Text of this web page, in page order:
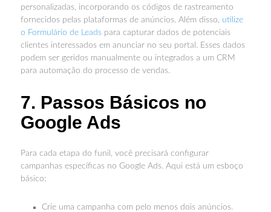
personalizadas, incorporando os códigos de rastreamento
fornecidos pelas plataformas de anúncios. Além disso, utilize
o Formulário de Leads para capturar dados de potenciais
clientes interessados em anunciar no seu portal. Esses dados
podem ser geridos manualmente ou integrados a um CRM
para automação do processo de vendas.
7. Passos Básicos no
Google Ads
Para cada etapa do funil, você precisará configurar
campanhas específicas no Google Ads. Aqui está um esboço
básico:
Crie uma campanha com pelo menos dois anúncios.